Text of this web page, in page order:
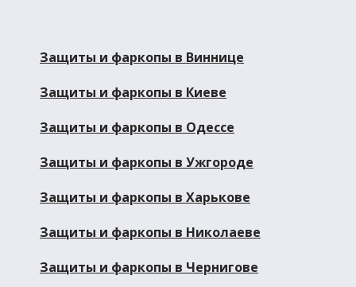
Защиты и фаркопы в Виннице
Защиты и фаркопы в Киеве
Защиты и фаркопы в Одессе
Защиты и фаркопы в Ужгороде
Защиты и фаркопы в Харькове
Защиты и фаркопы в Николаеве
Защиты и фаркопы в Чернигове